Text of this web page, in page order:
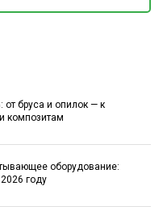
бруса и опилок — к
композитам
оборудование:
году